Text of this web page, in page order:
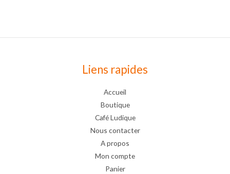
Liens rapides
Accueil
Boutique
Café Ludique
Nous contacter
A propos
Mon compte
Panier